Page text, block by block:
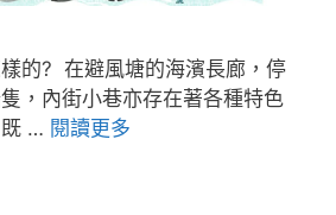
的? 在避風塘的海濱長廊，停
，內街小巷亦存在著各種特色
既 … 閱讀更多